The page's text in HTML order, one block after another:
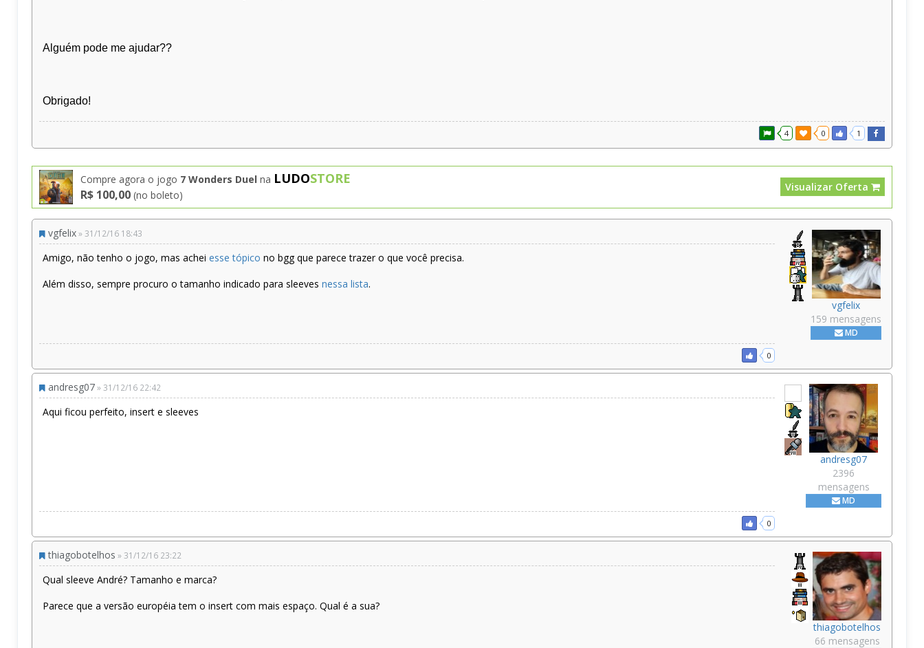
Alguém pode me ajudar??
Obrigado!
4 0 1
Compre agora o jogo 7 Wonders Duel na LUDOSTORE
R$ 100,00 (no boleto)
Visualizar Oferta
vgfelix
159 mensagens
MD
vgfelix» 31/12/16 18:43
Amigo, não tenho o jogo, mas achei esse tópico no bgg que parece trazer o que você precisa.
Além disso, sempre procuro o tamanho indicado para sleeves nessa lista.
0
andresg07
2396
mensagens
MD
andresg07» 31/12/16 22:42
Aqui ficou perfeito, insert e sleeves
0
thiagobotelhos
66 mensagens
thiagobotelhos » 31/12/16 23:22
Qual sleeve André? Tamanho e marca?
Parece que a versão européia tem o insert com mais espaço. Qual é a sua?